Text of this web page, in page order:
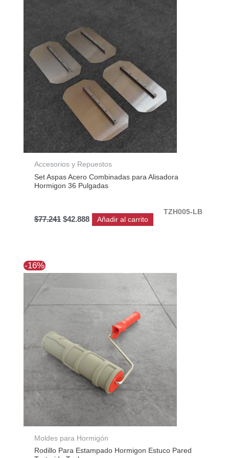
Accesorios y Repuestos
Set Aspas Acero Combinadas para Alisadora
Hormigon 36 Pulgadas
TZH005-LB
$77.241
era:
$77.241.
$42.888
$42.888.
Añadir al carrito
-16%
Moldes para Hormigón
Rodillo Para Estampado Hormigon Estuco Pared
precio precio